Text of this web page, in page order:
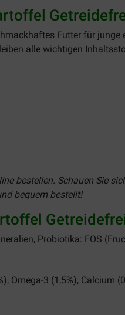
Futter für junge
alle wichtigen
bestellen. Schauen Sie
bequem bestellt!
Probiotika: FOS
Omega-3 (1,5%), Calcium